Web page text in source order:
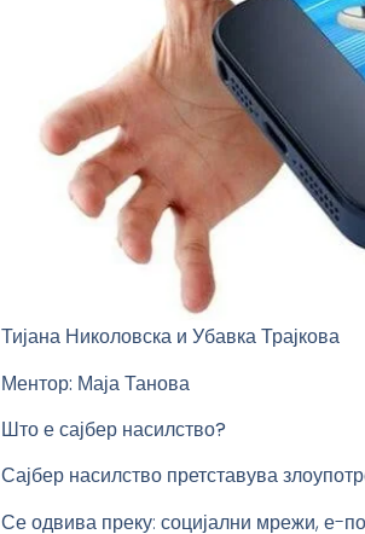
Тијана Николовска и Убавка Трајкова
Ментор: Маја Танова
Што е сајбер насилство?
Сајбер насилство претставува
Се одвива преку: социјални мрежи, е-